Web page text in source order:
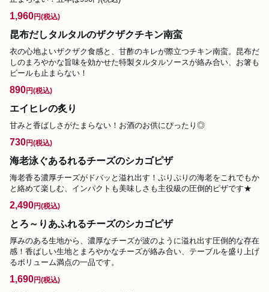
1,960円(税込)
昆布だしタルタルのザクザクチキン南蛮
衣の心地よいザクザク食感と、甘酢のキレが際立つチキン南蛮。昆布だ
しのまろやかな旨味を効かせた特製タルタルソースが絡み合い、お箸も
ビールも止まらない！
890円(税込)
エイヒレの炙り
甘みと香ばしさがたまらない！お酒のお供にぴったり◎
730円(税込)
海老泳ぐあるれるチーズのシカゴピザ
海老香る濃厚チーズがドバッと溢れ出す！ぷりぷりの海老をこれでもか
と絡めて楽しむ、インパクトも美味しさも主役級の圧倒的ピザです★
2,490円(税込)
とろ～りあふれるチーズのシカゴピザ
厚みのある生地から、濃厚なチーズが波のように溢れ出す圧倒的な存在
感！香ばしい生地とまろやかなチーズが絡み合い、テーブルを盛り上げ
るボリューム満点の一品です。
1,690円(税込)